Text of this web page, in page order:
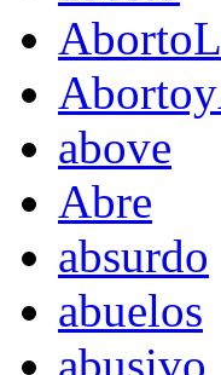
above
Abre
absurdo
abuelos